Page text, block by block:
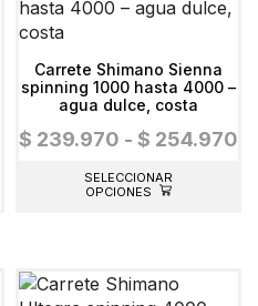
Carrete Shimano Sienna
spinning 1000 hasta 4000 –
agua dulce, costa
$ 239.970 - $ 254.970
SELECCIONAR
OPCIONES